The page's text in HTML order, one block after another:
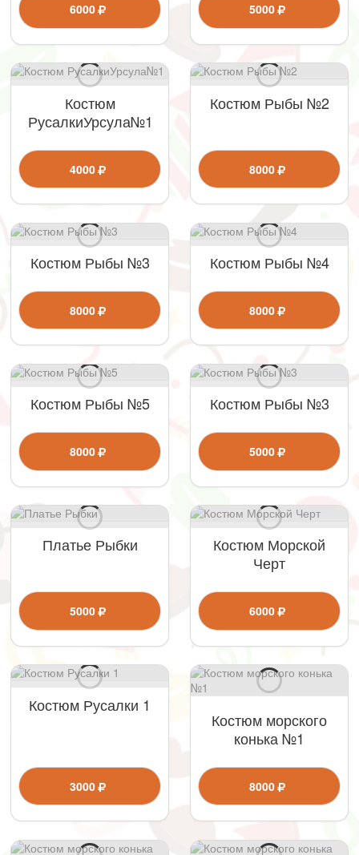
6000 5000
Костюм
РусалкиУрсула№1
4000
Костюм Рыбы №2
8000
Костюм Рыбы №3
8000
Костюм Рыбы №4
8000
Костюм Рыбы №5
8000
Костюм Рыбы №3
5000
Платье Рыбки
5000
Костюм Морской
Черт
6000
Костюм Русалки 1
3000
Костюм морского
конька №1
8000